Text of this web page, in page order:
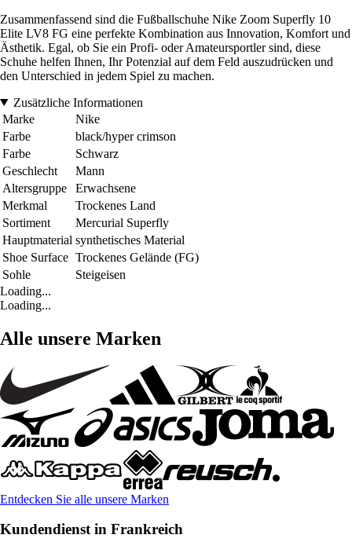
Zusammenfassend sind die Fußballschuhe Nike Zoom Superfly 10
Elite LV8 FG eine perfekte Kombination aus Innovation, Komfort und
Ästhetik. Egal, ob Sie ein Profi- oder Amateursportler sind, diese
Schuhe helfen Ihnen, Ihr Potenzial auf dem Feld auszudrücken und
den Unterschied in jedem Spiel zu machen.
Zusätzliche Informationen
Marke
Nike
Farbe
black/hyper crimson
Farbe
Schwarz
Geschlecht
Mann
Altersgruppe
Erwachsene
Merkmal
Trockenes Land
Sortiment
Mercurial Superfly
Hauptmaterial synthetisches Material
Shoe Surface Trockenes Gelände (FG)
Sohle
Steigeisen
Loading...
Loading...
Alle unsere Marken
Entdecken Sie alle unsere Marken
Kundendienst in Frankreich